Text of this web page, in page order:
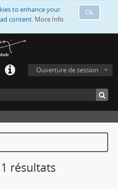
Ok
to enhance your
content. More Info.
Ouverture de session
résultats